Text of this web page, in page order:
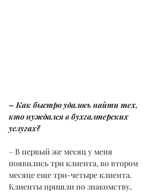
– Как быстро удалось найти тех,
кто нуждался в бухгалтерских
услугах?
– В первый же месяц у меня
появились три клиента, во втором
месяце еще три-четыре клиента.
Клиенты пришли по знакомству,